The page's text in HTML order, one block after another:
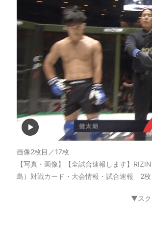
画像2枚目／17枚
【写真・画像】【全試合速報します】
島）対戦カード・大会情報・試合速報 2
▼スク